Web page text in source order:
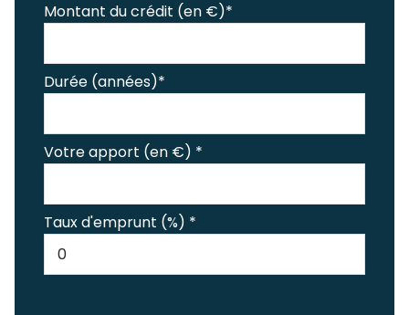
Montant du crédit (en €)*
Durée (années)*
Votre apport (en €) *
Taux d'emprunt (%) *